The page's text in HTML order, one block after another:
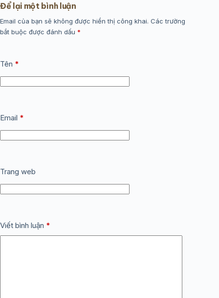
Để lại một bình luận
Email của bạn sẽ không được hiển thị công khai. Các trường
bắt buộc được đánh dấu *
Tên *
Email *
Trang web
Viết bình luận *